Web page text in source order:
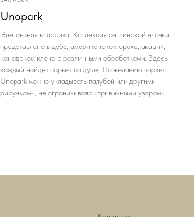
Unopark
Элегантная классика. Коллекция английской елочки
представлена в дубе, американском орехе, акации,
канадском клене с различными обработками. Здесь
каждый найдет паркет по душе. По желанию паркет
Unopark можно укладывать палубой или другими
рисунками, не ограничиваясь привычными узорами.